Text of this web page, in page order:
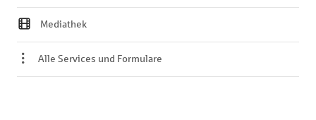
Mediathek
Alle Services und Formulare